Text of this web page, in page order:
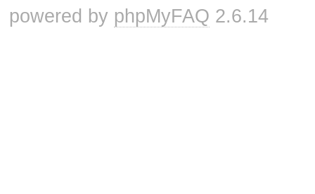
powered by phpMyFAQ 2.6.14